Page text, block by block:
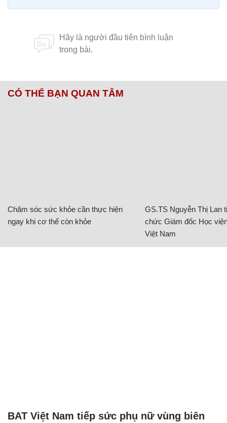
CÓ THỂ BẠN QUAN TÂM
Chăm sóc sức khỏe cần thực hiện
ngay khi cơ thể còn khỏe
GS.TS Nguyễn Thị Lan
chức Giám đốc Học
Việt Nam
BAT Việt Nam tiếp sức phụ nữ vùng biên